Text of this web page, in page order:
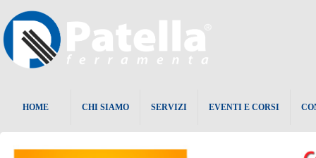
HOME CHI SIAMO SERVIZI EVENTI E CORSI